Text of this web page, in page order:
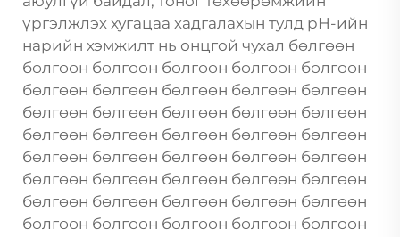
үргэлжлэх хугацаа хадгалахын тулд pH-ийн
нарийн хэмжилт нь онцгой чухал бөлгөөн
бөлгөөн бөлгөөн бөлгөөн бөлгөөн бөлгөөн
бөлгөөн бөлгөөн бөлгөөн бөлгөөн бөлгөөн
бөлгөөн бөлгөөн бөлгөөн бөлгөөн бөлгөөн
бөлгөөн бөлгөөн бөлгөөн бөлгөөн бөлгөөн
бөлгөөн бөлгөөн бөлгөөн бөлгөөн бөлгөөн
бөлгөөн бөлгөөн бөлгөөн бөлгөөн бөлгөөн
бөлгөөн бөлгөөн бөлгөөн бөлгөөн бөлгөөн
бөлгөөн бөлгөөн бөлгөөн бөлгөөн бөлгөөн